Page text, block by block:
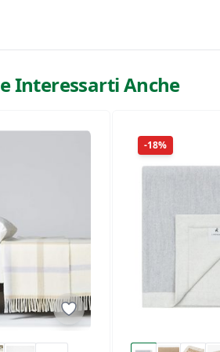
Interessarti Anche
-18%